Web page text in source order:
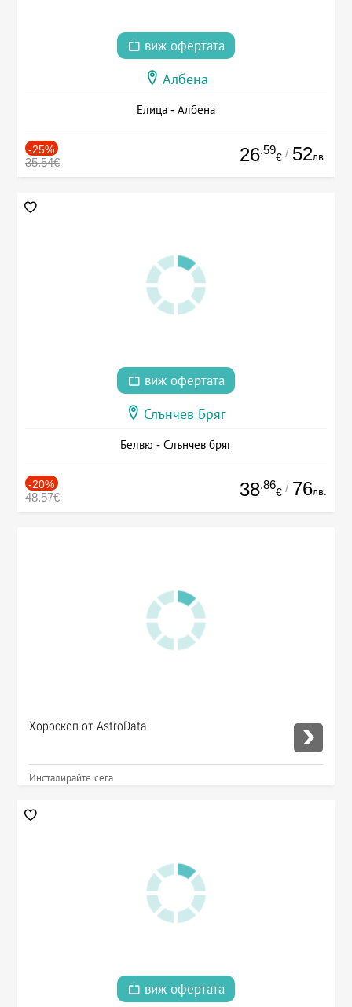
виж офертата
Албена
Елица - Албена
-25%
35.54€ 26.59
€ / 52лв.
виж офертата
Слънчев Бряг
Белвю - Слънчев бряг
-20%
48.57€ 38.86
€ / 76лв.
Хороскоп от AstroData
Инсталирайте сега
виж офертата